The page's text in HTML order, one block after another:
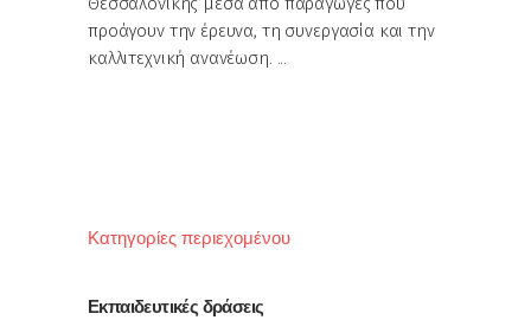
προάγουν την έρευνα, τη συνεργασία και την
καλλιτεχνική ανανέωση.
Κατηγορίες περιεχομένου
Εκπαιδευτικές δράσεις